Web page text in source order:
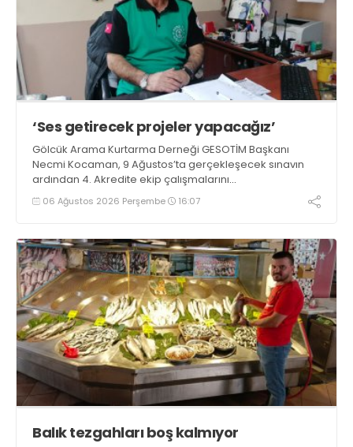
‘Ses getirecek projeler yapacağız’
Gölcük Arama Kurtarma Derneği GESOTİM Başkanı
Necmi Kocaman, 9 Ağustos’ta gerçekleşecek sınavın
ardından 4. Akredite ekip çalışmalarını
tamamlayacaklarını ifade ederek açıklamalarda
bulundu. Kocaman, “Gölcük’te ve Kocaeli genelinde ses
06 Ağustos 2026 Perşembe 16:07
Balık tezgahları boş kalmıyor